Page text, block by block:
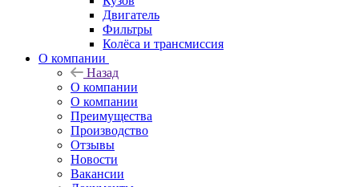
Двигатель
Фильтры
Колёса и трансмиссия
О компании
Назад
О компании
О компании
Преимущества
Производство
Отзывы
Новости
Вакансии